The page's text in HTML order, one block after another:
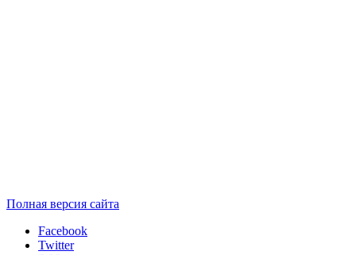
Полная версия сайта
Facebook
Twitter